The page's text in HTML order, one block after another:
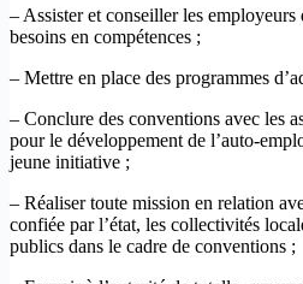
– Assister et conseiller les
besoins en compétences ;
– Mettre en place des programmes
– Conclure des conventions avec les
pour le développement de l’auto-
jeune initiative ;
– Réaliser toute mission en relation
confiée par l’état, les collectivités
publics dans le cadre de conventions ;